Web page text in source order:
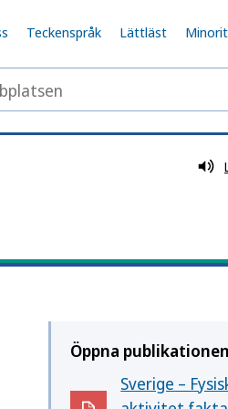
Teckenspråk Lättläst
Öppna publikationen
Sverige –